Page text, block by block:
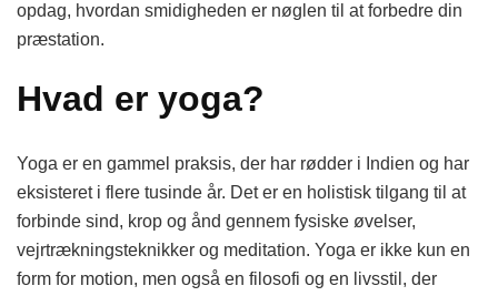
opdag, hvordan smidigheden er nøglen til at forbedre din
præstation.
Hvad er yoga?
Yoga er en gammel praksis, der har rødder i Indien og har
eksisteret i flere tusinde år. Det er en holistisk tilgang til at
forbinde sind, krop og ånd gennem fysiske øvelser,
vejrtrækningsteknikker og meditation. Yoga er ikke kun en
form for motion, men også en filosofi og en livsstil, der